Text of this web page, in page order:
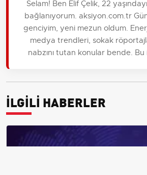
Selam! Ben Elif Çelik, 22
bağlanıyorum. aksiyon.com.tr
genciyim, yeni mezun oldum.
medya trendleri, sokak
nabzını tutan konular bende. Bu
İLGİLİ HABERLER